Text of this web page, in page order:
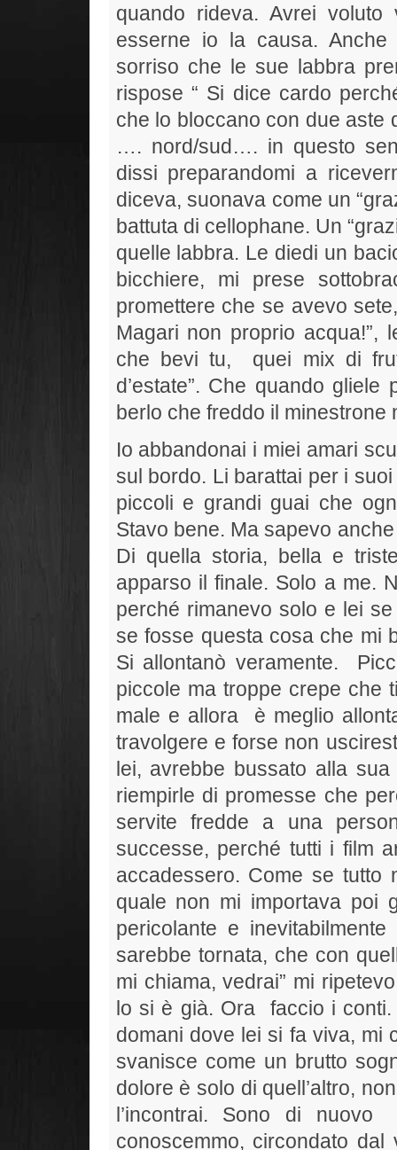
quando rideva. Avrei
esserne io la causa.
sorriso che le sue labbra
rispose “ Si dice cardo
che lo bloccano con due aste
…. nord/sud…. in questo
dissi preparandomi a
diceva, suonava come un
battuta di cellophane. Un
quelle labbra. Le diedi un
bicchiere, mi prese
promettere che se avevo
Magari non proprio acqua!”,
che bevi tu,
quei mix di
d’estate”. Che quando
berlo che freddo il minestrone
Io abbandonai i miei amari
sul bordo. Li barattai per i
piccoli e grandi guai che
Stavo bene. Ma sapevo
Di quella storia, bella e
apparso il finale. Solo a me.
perché rimanevo solo e lei
se fosse questa cosa che mi
Si allontanò veramente.
piccole ma troppe crepe che
male e allora
è meglio
travolgere e forse non
lei, avrebbe bussato alla
riempirle di promesse che
servite fredde a una
successe, perché tutti i film
accadessero. Come se
quale non mi importava poi
pericolante e
sarebbe tornata, che con
mi chiama, vedrai” mi
lo si è già. Ora
faccio i
domani dove lei si fa viva, mi
svanisce come un brutto
dolore è solo di quell’altro,
l’incontrai. Sono di nuovo
conoscemmo, circondato